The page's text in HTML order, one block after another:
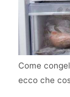
Come
ecco che